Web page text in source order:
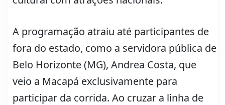
A programação atraiu até participantes de
fora do estado, como a servidora pública de
Belo Horizonte (MG), Andrea Costa, que
veio a Macapá exclusivamente para
participar da corrida. Ao cruzar a linha de